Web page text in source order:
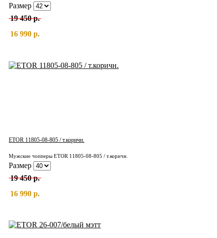
Размер
19 450 р.
16 990 р.
ETOR 11805-08-805 / т.коричн.
Мужские чопперы ETOR 11805-08-805 / т.коричн.
Размер
19 450 р.
16 990 р.